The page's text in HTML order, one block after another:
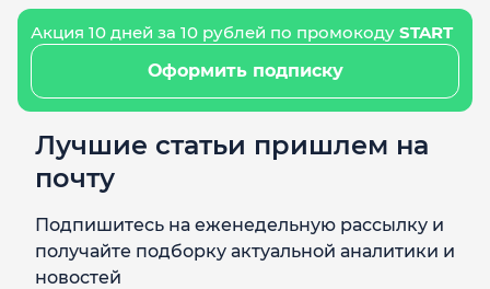
Акция 10 дней за 10 рублей по промокоду START
Оформить подписку
Лучшие статьи пришлем на
почту
Подпишитесь на еженедельную рассылку и
получайте подборку актуальной аналитики и
новостей